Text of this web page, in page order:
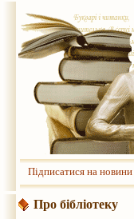
Підписатися на новини
Про бібліотеку